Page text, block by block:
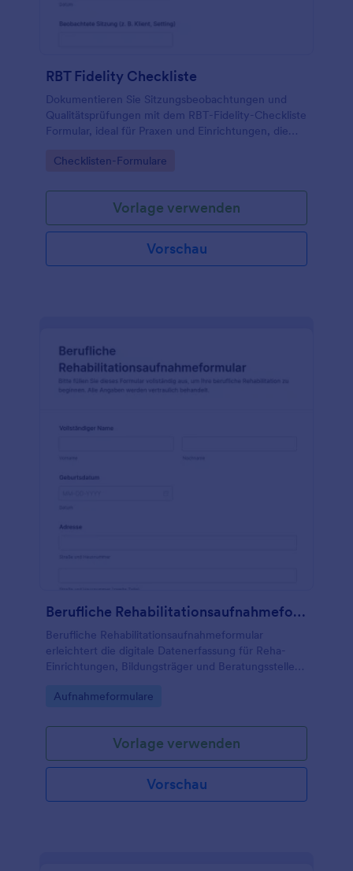
RBT Fidelity Checkliste
Dokumentieren Sie Sitzungsbeobachtungen und
Qualitätsprüfungen mit dem RBT-Fidelity-Checkliste
Formular, ideal für Praxen und Einrichtungen, die
im Team nachvollziehbar organisieren möchten.
Go to Category:
Checklisten-Formulare
Vorlage verwenden
Vorschau
Berufliche Rehabilitationsaufnahmeformular
Berufliche Rehabilitationsaufnahmeformular
erleichtert die digitale Datenerfassung für Reha-
Einrichtungen, Bildungsträger und Beratungsstellen,
passend zugeordnet und Formularantworten zentral
Go to Category:
Aufnahmeformulare
Vorlage verwenden
Vorschau